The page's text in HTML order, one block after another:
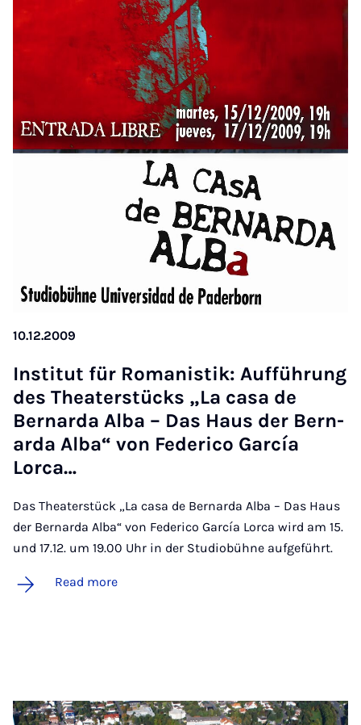
10.12.2009
In­sti­tut für Ro­man­istik: Aufführung
des Theat­er­stücks „La casa de
Bern­arda Al­ba – Das Haus der Bern­
arda Al­ba“ von Fe­d­erico Gar­cía
Lorca…
Das Theaterstück „La casa de Bernarda Alba – Das Haus
der Bernarda Alba“ von Federico García Lorca wird am 15.
und 17.12. um 19.00 Uhr in der Studiobühne aufgeführt.
Read more